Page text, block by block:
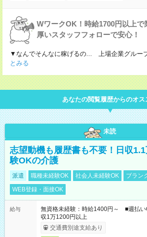
WワークOK！時給1700円以上で
厚いスタッフフォローで安心！
▼なんでそんなに稼げるの... 上場企業グルー
とみる
あなたの閲覧履歴からのオス
未読
志望動機も履歴書も不要！日収
験OKの介護
派遣 職種未経験OK 社会人未経験OK
ブラン
WEB登録・面接OK
給与
無資格未経験：時給1400円～ ■週払
収1万1200円以上
交通費別途支給あり